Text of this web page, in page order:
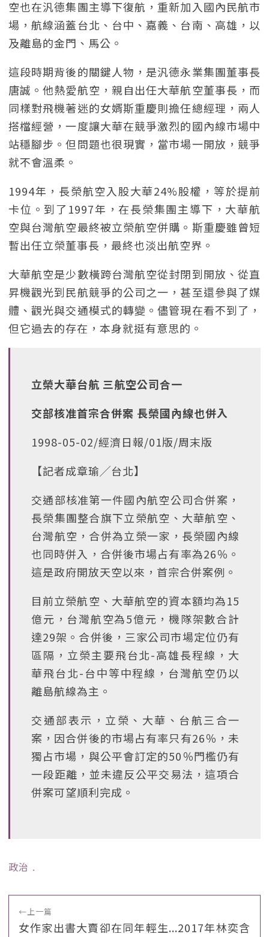
空也在汎德集團主導下復航，重新加入國內民航市
場，航線涵蓋台北、台中、嘉義、台南、高雄，以
及離島的金門、馬公。
這段時期背後的關鍵人物，是汎德永業集團董事長
唐誠。他熱愛航空，親自出任大華航空董事長，而
同樣對飛機著迷的女婿斯重慶則擔任總經理，兩人
搭檔經營，一度讓大華在競爭激烈的國內線市場中
站穩腳步。但問題也很現實，當市場一開放，競爭
就不會溫柔。
1994年，長榮航空入股大華24%股權，等於提前
卡位。到了1997年，在長榮集團主導下，大華航
空與台灣航空最終被立榮航空併購。斯重慶雖曾短
暫出任立榮董事長，最終也淡出航空界。
大華航空是少數橫跨台灣航空從封閉到開放、從直
昇機觀光到民航競爭的公司之一，甚至還參與了媒
體、觀光與交通模式的轉變。儘管現在看不到了，
但它過去的存在，本身就挺有意思的。
立榮大華台航 三航空公司合一
交部核准首宗合併案 長榮國內線也併入
1998-05-02/經濟日報/01版/周末版
【記者成章瑜╱台北】
交通部核准第一件國內航空公司合併案，
長榮集團整合旗下立榮航空、大華航空、
台灣航空，合併為立榮一家，長榮國內線
也同時併入，合併後市場占有率為26％。
這是政府開放天空以來，首宗合併案例。
目前立榮航空、大華航空的資本額均為15
億元，台灣航空為5億元，機隊架數合計
達29架。合併後，三家公司市場定位仍有
區隔，立榮主要飛台北-高雄長程線，大
華飛台北-台中等中程線，台灣航空仍以
離島航線為主。
交通部表示，立榮、大華、台航三合一
案，因合併後的市場占有率只有26％，未
獨占市場，與公平會訂定的50％門檻仍有
一段距離，並未違反公平交易法，這項合
併案可望順利完成。
政治 ﹒
←上一篇
女作家出書大賣卻在同年輕生...2017年林奕含